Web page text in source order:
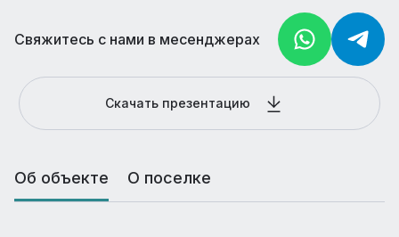
Свяжитесь с нами в месенджерах
Скачать презентацию
Об объекте О поселке